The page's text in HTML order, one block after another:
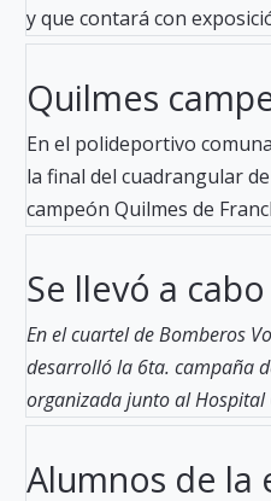
y que contará con
Quilmes
En el polideportivo
la final del cuadrangular
campeón Quilmes de
Se llevó a
En el cuartel de Bomberos
desarrolló la 6ta. campaña
organizada junto al Hospital
Alumnos de la